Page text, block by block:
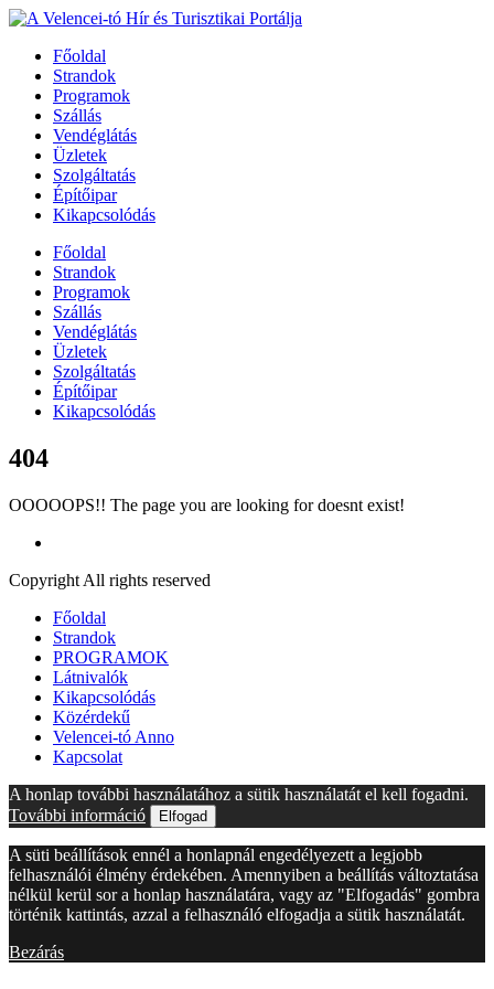
Főoldal
Strandok
Programok
Szállás
Vendéglátás
Üzletek
Szolgáltatás
Építőipar
Kikapcsolódás
Főoldal
Strandok
Programok
Szállás
Vendéglátás
Üzletek
Szolgáltatás
Építőipar
Kikapcsolódás
404
OOOOOPS!! The page you are looking for doesnt exist!
Copyright All rights reserved
Főoldal
Strandok
PROGRAMOK
Látnivalók
Kikapcsolódás
Közérdekű
Velencei-tó Anno
Kapcsolat
A honlap további használatához a sütik használatát el kell fogadni.
További információ
Elfogad
A süti beállítások ennél a honlapnál engedélyezett a legjobb
felhasználói élmény érdekében. Amennyiben a beállítás változtatása
nélkül kerül sor a honlap használatára, vagy az "Elfogadás" gombra
történik kattintás, azzal a felhasználó elfogadja a sütik használatát.
Bezárás